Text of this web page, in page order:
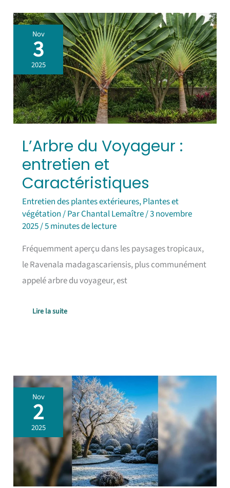
Nov
3
2025
L’Arbre du Voyageur :
entretien et
Caractéristiques
Entretien des plantes extérieures,Plantes et
végétation/ ParChantal Lemaître/3 novembre
2025/5 minutes de lecture
Fréquemment aperçu dans les paysages tropicaux,
le Ravenala madagascariensis, plus communément
appelé arbre du voyageur, est
du
Voyageur
:
entretien
et
Caractéristiques
Lire la suite
Nov
2
2025
avantages
de
l’hiver
pour
votre
jardin